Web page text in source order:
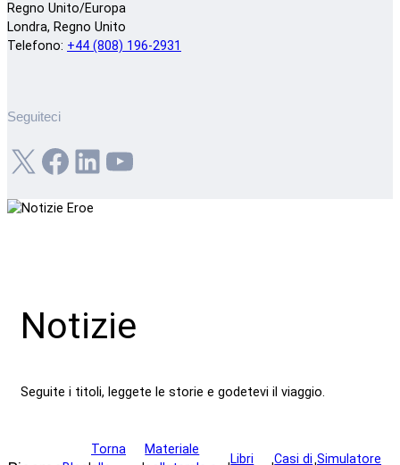
Regno Unito/Europa
Londra, Regno Unito
Telefono: +44 (808) 196-2931
Seguiteci
X Facebook LinkedIn YouTube
Notizie
Seguite i titoli, leggete le storie e godetevi il viaggio.
Torna
Materiale
Libri
Casi di Simulatore